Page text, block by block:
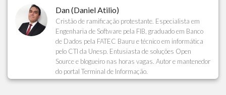
Dan (Daniel Atilio)
Cristão de ramificação protestante. Especialista em
Engenharia de Software pela FIB, graduado em Banco
de Dados pela FATEC Bauru e técnico em informática
pelo CTI da Unesp. Entusiasta de soluções Open
Source e blogueiro nas horas vagas. Autor e mantenedor
do portal Terminal de Informação.